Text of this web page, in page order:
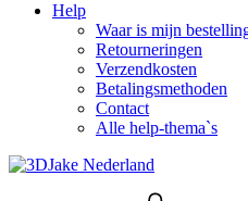
Help
Waar is mijn
Retourneringen
Verzendkosten
Betalingsmethoden
Contact
Alle help-thema`s